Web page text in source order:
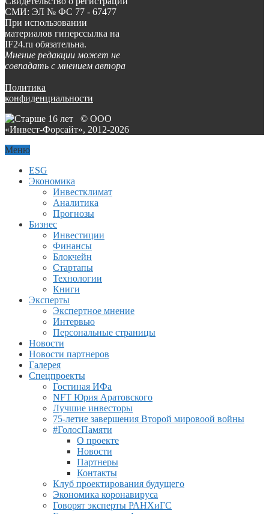
СМИ: ЭЛ № ФС 77 - 67477
При использовании
материалов гиперссылка на
IF24.ru обязательна.
Мнение редакции может не
совпадать с мнением автора
Политика
конфиденциальности
© ООО
«Инвест-Форсайт», 2012-2026
Меню
ESG
Экономика
Инвестклимат
Аналитика
Прогнозы
Бизнес
Инвестиции
Финансы
Блокчейн
Стартапы
Технологии
Книги
Эксперты
Экспертное мнение
Интервью
Персональные страницы
Новости
Новости партнеров
Галерея
Спецпроекты
Гостиная ИФа
NFT Юрия Аратовского
Лучшие инвесторы
75-летие завершения Второй мировоой войны
#ГолосПамяти
О проекте
Новости
Партнеры
Контакты
Клуб проектирования будущего
Экономика коронавируса
Говорят эксперты РАНХиГС